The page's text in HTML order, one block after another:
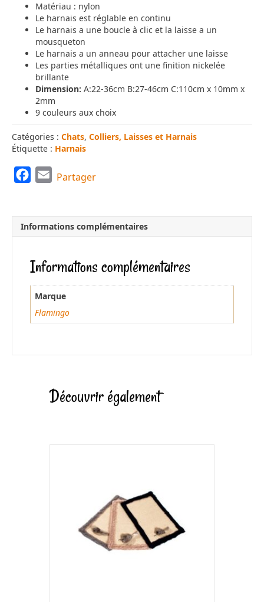
Matériau : nylon
Le harnais est réglable en continu
Le harnais a une boucle à clic et la laisse a un
mousqueton
Le harnais a un anneau pour attacher une laisse
Les parties métalliques ont une finition nickelée
brillante
Dimension: A:22-36cm B:27-46cm C:110cm x 10mm x
2mm
9 couleurs aux choix
Catégories : Chats, Colliers, Laisses et Harnais
Étiquette : Harnais
e
b
o
o
k
i
l
Partager
Informations complémentaires
Informations complémentaires
Marque
Flamingo
Découvrir également